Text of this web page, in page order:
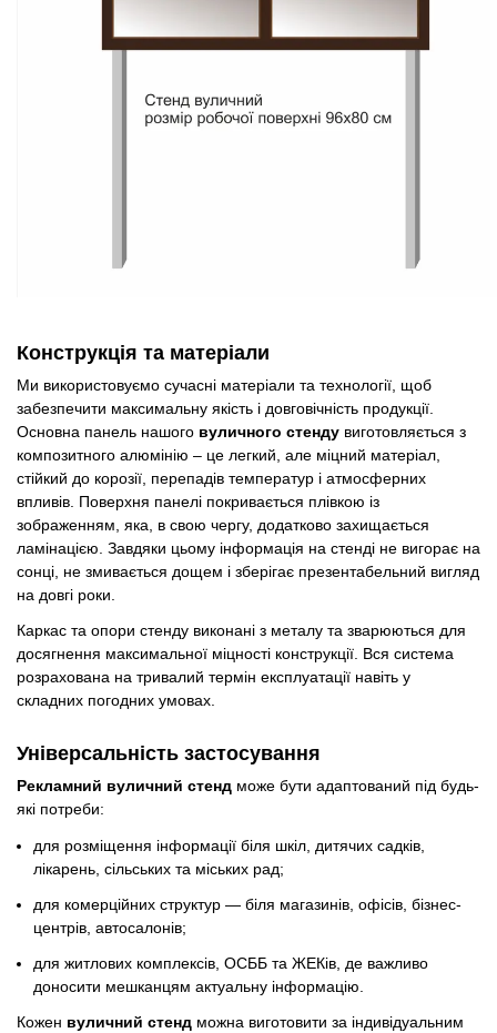
Конструкція та матеріали
Ми використовуємо сучасні матеріали та технології, щоб
забезпечити максимальну якість і довговічність продукції.
Основна панель нашого вуличного стенду виготовляється з
композитного алюмінію – це легкий, але міцний матеріал,
стійкий до корозії, перепадів температур і атмосферних
впливів. Поверхня панелі покривається плівкою із
зображенням, яка, в свою чергу, додатково захищається
ламінацією. Завдяки цьому інформація на стенді не вигорає на
сонці, не змивається дощем і зберігає презентабельний вигляд
на довгі роки.
Каркас та опори стенду виконані з металу та зварюються для
досягнення максимальної міцності конструкції. Вся система
розрахована на тривалий термін експлуатації навіть у
складних погодних умовах.
Універсальність застосування
Рекламний вуличний стенд може бути адаптований під будь-
які потреби:
для розміщення інформації біля шкіл, дитячих садків,
лікарень, сільських та міських рад;
для комерційних структур — біля магазинів, офісів, бізнес-
центрів, автосалонів;
для житлових комплексів, ОСББ та ЖЕКів, де важливо
доносити мешканцям актуальну інформацію.
Кожен вуличний стенд можна виготовити за індивідуальним